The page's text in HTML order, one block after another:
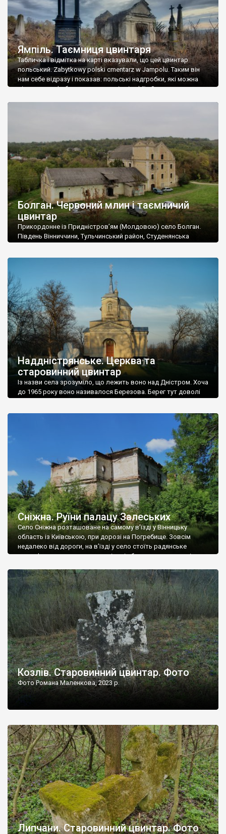
Ямпіль. Таємниця цвинтаря
Табличка і відмітка на карті вказували, що цей цвинтар
польський. Zabytkowy polski cmentarz w Jampolu. Таким він
нам себе відразу і показав: польські надгробки, які можна
віднести до фабричних, польські епітафії… Загалом цвинтар
Болган. Червоний млин і таємничий
цвинтар
Прикордонне із Придністров’ям (Молдовою) село Болган.
Південь Вінниччини, Тульчинський район, Студенянська
старовинний цвинтар із кам’яними хрестами. Всі епітафії, які
збереглися, написані кирилицею, церковнослов’янською
мовою. За всіма традиційними ознаками – цвинтар
український. Хрести датуються 19 століттям. У 1924-1940
роках Болган […]
Наддністрянське. Церква та
старовинний цвинтар
Із назви села зрозуміло, що лежить воно над Дністром. Хоча
до 1965 року воно називалося Березова. Берег тут доволі
Наддністрянське відрізняється від більшості навколишніх
сіл. У селі є мурована Михайлівська церква. Точної дати […]
Сніжна. Руїни палацу Залеських
Село Сніжна розташоване на самому в’їзді у Вінницьку
область із Київською, при дорозі на Погребище. Зовсім
недалеко від дороги, на в’їзді у село стоїть радянське
рельєфне пано, яке показує жінку і яблуню, а трохи далі, десь
не видно, але видно дві стареньких колії у траві – […]
Козлів. Старовинний цвинтар. Фото
Фото Романа Маленкова, 2023 р.
Липчани. Старовинний цвинтар. Фото